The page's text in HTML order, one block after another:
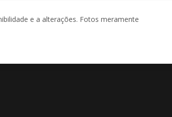
e a alterações. Fotos meramente